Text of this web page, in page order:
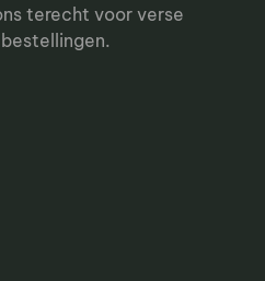
terecht voor verse